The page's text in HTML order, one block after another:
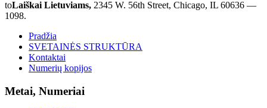
toLaiškai Lietuviams, 2345 W. 56th Street, Chicago, IL 60636 —
1098.
Pradžia
SVETAINĖS STRUKTŪRA
Kontaktai
Numerių kopijos
Metai, Numeriai